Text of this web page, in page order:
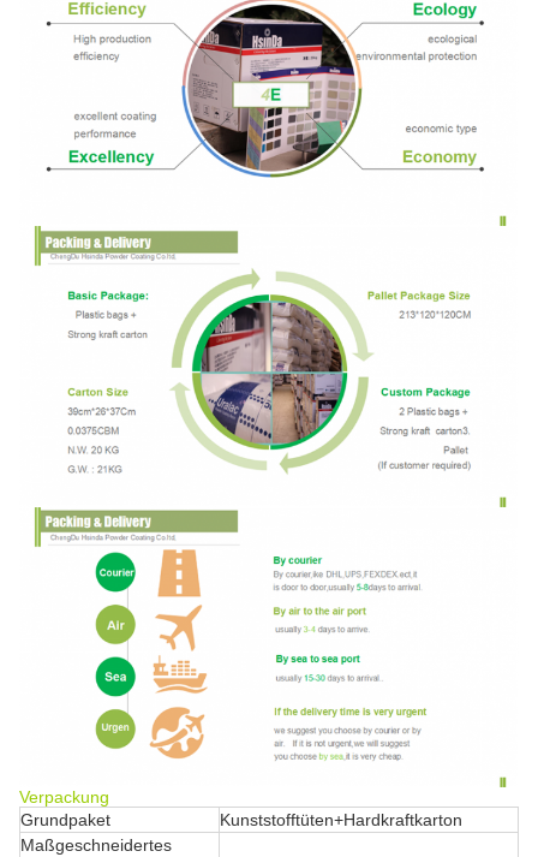
Verpackung
Grundpaket
Kunststofftüten+Hardkraftkarton
Maßgeschneidertes